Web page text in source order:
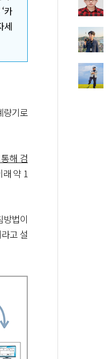
카
세
량기로
해 검
약 1
방법이
고 설